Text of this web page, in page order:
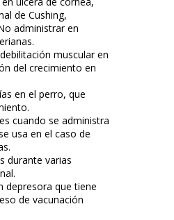
de Cushing,
administrar en
muscular en
del crecimiento en
en el perro, que
cuando se administra
usa en el caso de
durante varias
depresora que tiene
de vacunación